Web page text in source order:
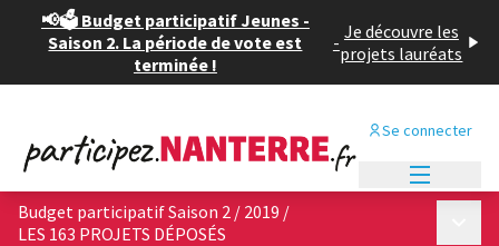
📢🗳️ Budget participatif Jeunes -
Saison 2. La période de vote est
terminée !
- Je découvre les
projets lauréats
Se connecter
Budget participatif Saison 2 / 2019 /
LES 163 PROJETS DÉPOSÉS